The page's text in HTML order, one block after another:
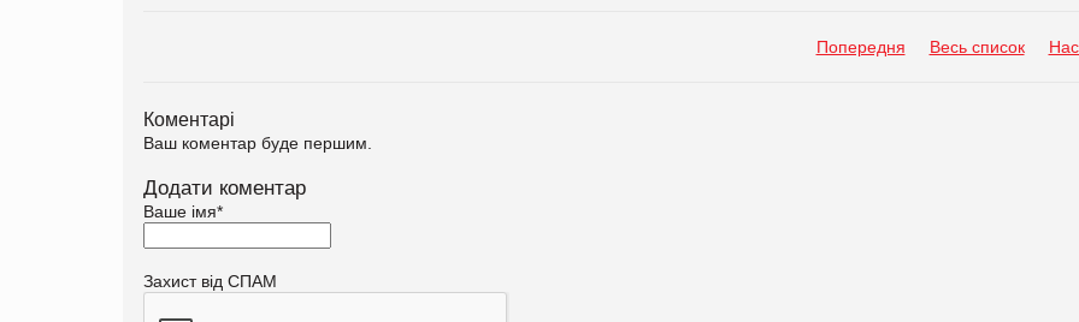
Попередня Весь список
Коментарі
Ваш коментар буде першим.
Додати коментар
Ваше імя*
Захист від СПАМ